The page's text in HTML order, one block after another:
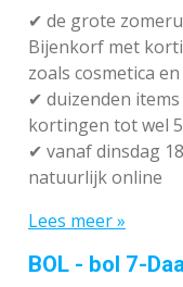
✔ de grote
Bijenkorf met
zoals cosmetica
✔ duizenden
kortingen tot wel
✔ vanaf dinsdag
natuurlijk online
Lees meer »
BOL - bol 7-